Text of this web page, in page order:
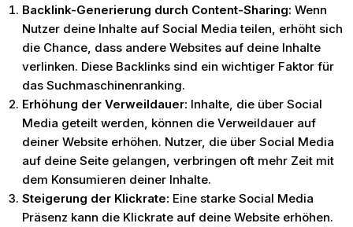
Backlink-Generierung durch Content-Sharing: Wenn
Nutzer deine Inhalte auf Social Media teilen, erhöht sich
die Chance, dass andere Websites auf deine Inhalte
verlinken. Diese Backlinks sind ein wichtiger Faktor für
das Suchmaschinenranking.
Erhöhung der Verweildauer: Inhalte, die über Social
Media geteilt werden, können die Verweildauer auf
deiner Website erhöhen. Nutzer, die über Social Media
auf deine Seite gelangen, verbringen oft mehr Zeit mit
dem Konsumieren deiner Inhalte.
Steigerung der Klickrate: Eine starke Social Media
Präsenz kann die Klickrate auf deine Website erhöhen.